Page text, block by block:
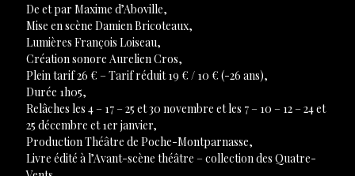
De et par Maxime d’Aboville,
Mise en scène Damien Bricoteaux,
Lumières François Loiseau,
Création sonore Aurelien Cros,
Plein tarif 26 € – Tarif réduit 19 € / 10 € (-26 ans),
Durée 1h05,
Relâches les 4 – 17 – 25 et 30 novembre et les 7 – 10 – 12 – 24 et
25 décembre et 1er janvier,
Production Théâtre de Poche-Montparnasse,
Livre édité à l’Avant-scène théâtre – collection des Quatre-